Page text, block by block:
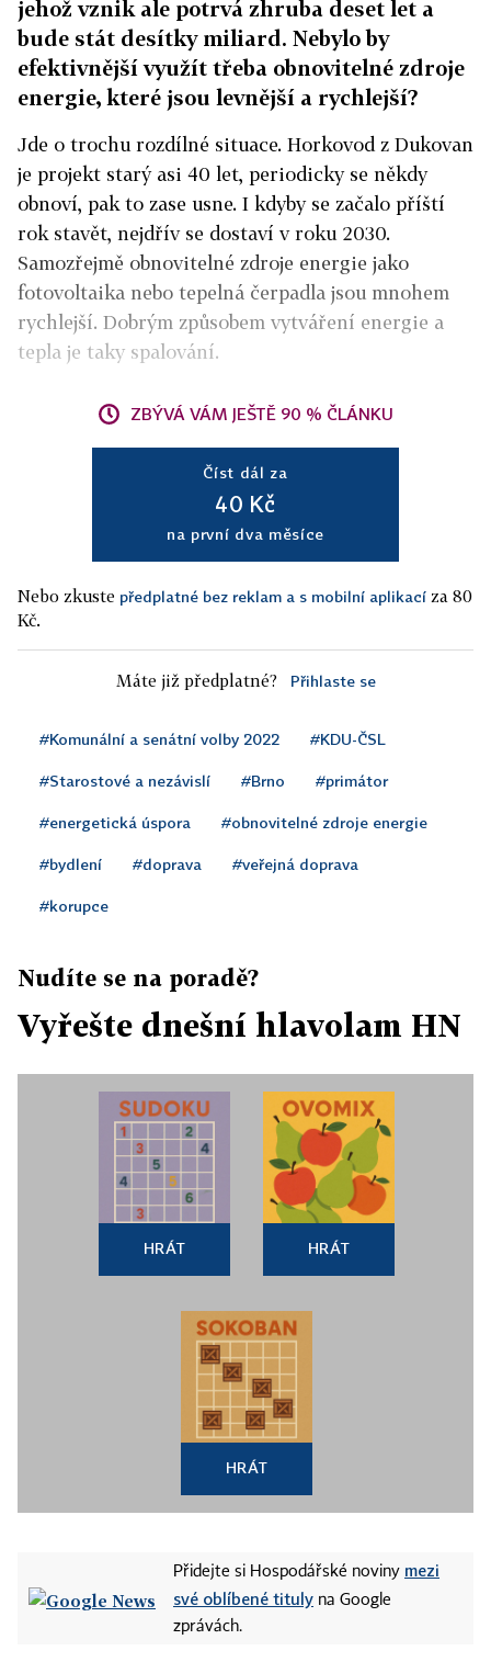
jehož vznik ale potrvá zhruba deset let a
bude stát desítky miliard. Nebylo by
efektivnější využít třeba obnovitelné zdroje
energie, které jsou levnější a rychlejší?
Jde o trochu rozdílné situace. Horkovod z Dukovan
je projekt starý asi 40 let, periodicky se někdy
obnoví, pak to zase usne. I kdyby se začalo příští
rok stavět, nejdřív se dostaví v roku 2030.
Samozřejmě obnovitelné zdroje energie jako
fotovoltaika nebo tepelná čerpadla jsou mnohem
rychlejší. Dobrým způsobem vytváření energie a
tepla je taky spalování.
ZBÝVÁ VÁM JEŠTĚ 90 % ČLÁNKU
Číst dál za
40 Kč
na první dva měsíce
Nebo zkuste předplatné bez reklam a s mobilní aplikací za 80
Kč.
Máte již předplatné? Přihlaste se
#Komunální a senátní volby 2022 #KDU-ČSL
#Starostové a nezávislí #Brno #primátor
#energetická úspora #obnovitelné zdroje energie
#bydlení #doprava #veřejná doprava
#korupce
Nudíte se na poradě?
Vyřešte dnešní hlavolam HN
HRÁT HRÁT
HRÁT
Přidejte si Hospodářské noviny mezi
své oblíbené tituly na Google
zprávách.